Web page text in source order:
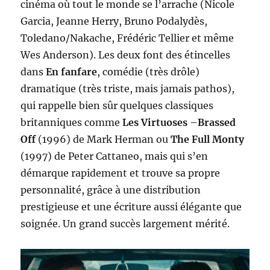
cinéma où tout le monde se l’arrache (Nicole
Garcia, Jeanne Herry, Bruno Podalydès,
Toledano/Nakache, Frédéric Tellier et même
Wes Anderson). Les deux font des étincelles
dansEn fanfare, comédie (très drôle)
dramatique (très triste, mais jamais pathos),
qui rappelle bien sûr quelques classiques
britanniques commeLes Virtuoses –Brassed
Off(1996) de Mark Herman ou The Full Monty
(1997) de Peter Cattaneo, mais qui s’en
démarque rapidement et trouve sa propre
personnalité, grâce à une distribution
prestigieuse et une écriture aussi élégante que
soignée. Un grand succès largement mérité.